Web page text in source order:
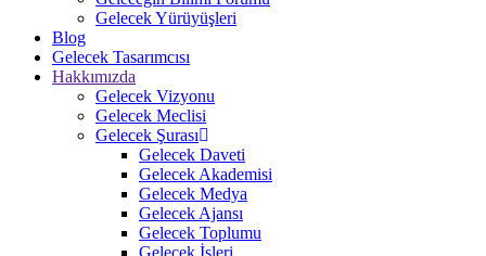
Gelecek Yürüyüşleri
Blog
Gelecek Tasarımcısı
Hakkımızda
Gelecek Vizyonu
Gelecek Meclisi
Gelecek Şurası
Gelecek Daveti
Gelecek Akademisi
Gelecek Medya
Gelecek Ajansı
Gelecek Toplumu
Gelecek İşleri